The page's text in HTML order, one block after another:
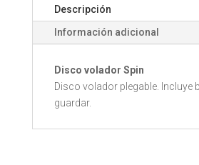
Descripción
Información adicional
Disco volador Spin
Disco volador plegable. Incluye
guardar.